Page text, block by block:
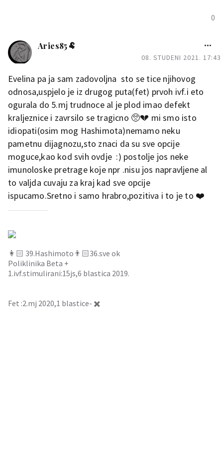
0
Aries85🐏
08. STUDENI 2021. 17:43
Evelina pa ja sam zadovoljna sto se tice njihovog
odnosa,uspjelo je iz drugog puta(fet) prvoh ivf.i eto
ogurala do 5.mj trudnoce al je plod imao defekt
kraljeznice i zavrsilo se tragicno 🥺💔 mi smo isto
idiopati(osim mog Hashimota)nemamo neku
pametnu dijagnozu,sto znaci da su sve opcije
moguce,kao kod svih ovdje :) postolje jos neke
imunoloske pretrage koje npr .nisu jos napravljene al
to valjda cuvaju za kraj kad sve opcije
ispucamo.Sretno i samo hrabro,pozitiva i to je to ❤️
👩🏻 39.Hashimoto👨🏻36.sve ok
Poliklinika Beta +
1.ivf.stimulirani:15js,6 blastica 2019.
Fet :2.mj 2020,1 blastice- ✖️